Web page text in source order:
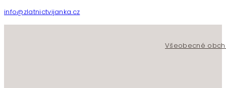
info@zlatnictvijanka.cz
Všeobecné